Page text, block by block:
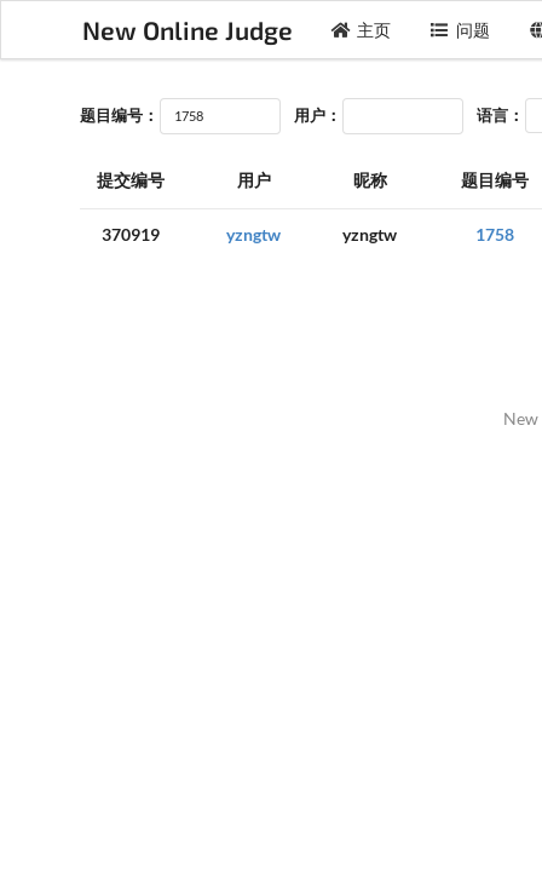
New Online Judge 主页 问题
题目编号： 用户： 语言：
提交编号 用户 昵称 题目编号
370919 yzngtw yzngtw 1758